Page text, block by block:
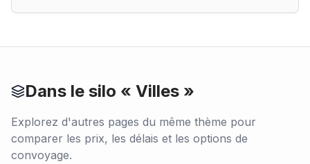
Dans le silo « Villes »
Explorez d'autres pages du même thème pour
comparer les prix, les délais et les options de
convoyage.